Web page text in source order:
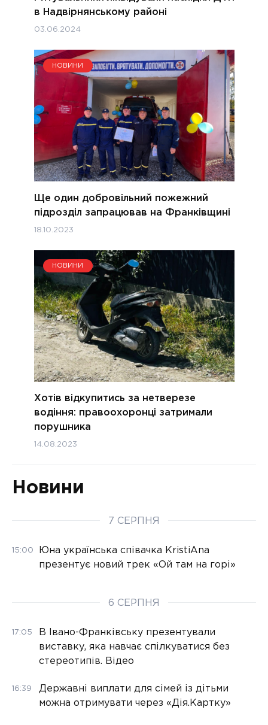
в Надвірнянському районі
03.06.2024
НОВИНИ
Ще один добровільний пожежний
підрозділ запрацював на Франківщині
18.10.2023
НОВИНИ
Хотів відкупитись за нетверезе
водіння: правоохоронці затримали
порушника
14.08.2023
Новини
7 СЕРПНЯ
15:00
Юна українська співачка KristiAna
презентує новий трек «Ой там на горі»
6 СЕРПНЯ
17:05
В Івано-Франківську презентували
виставку, яка навчає спілкуватися без
стереотипів. Відео
16:39
Державні виплати для сімей із дітьми
можна отримувати через «Дія.Картку»